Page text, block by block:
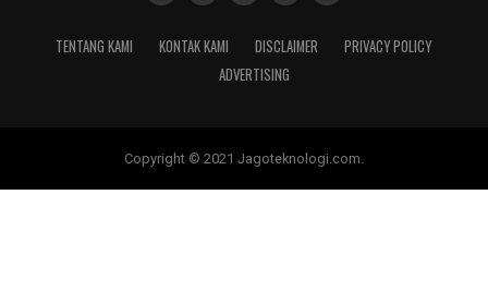
TENTANG KAMI KONTAK KAMI DISCLAIMER
PRIVACY POLICY
ADVERTISING
Copyright © 2021 Jagoteknologi.com.